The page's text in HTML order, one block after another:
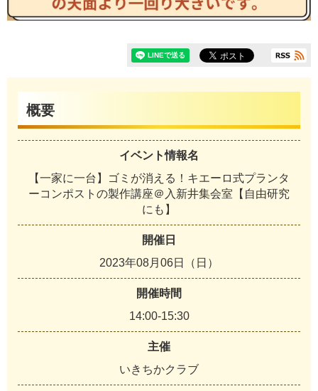
概要
イベント情報名
【一家に一台】ゴミが消える！キエーロ式プランタ
ーコンポストの製作講座＠入新井集会室【自由研究
にも】
開催日
2023年08月06日（日）
開催時間
14:00-15:30
主催
いきちかクラブ